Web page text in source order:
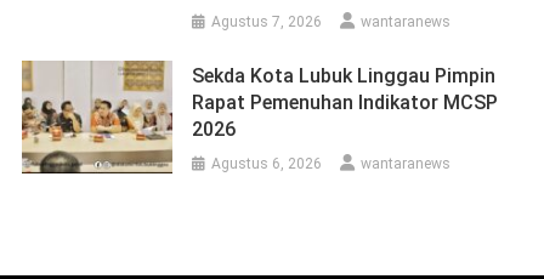
Agustus 7, 2026 wantaranews
Sekda Kota Lubuk Linggau Pimpin
Rapat Pemenuhan Indikator MCSP
2026
Agustus 6, 2026 wantaranews